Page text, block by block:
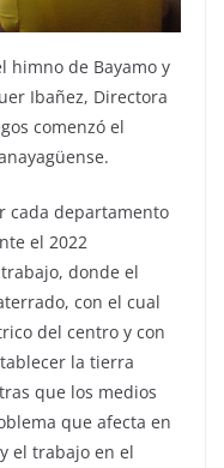
himno de Bayamo y
Ibañez, Directora
comenzó el
cada departamento
el 2022
donde el
con el cual
del centro y con
la tierra
que los medios
que afecta en
el trabajo en el